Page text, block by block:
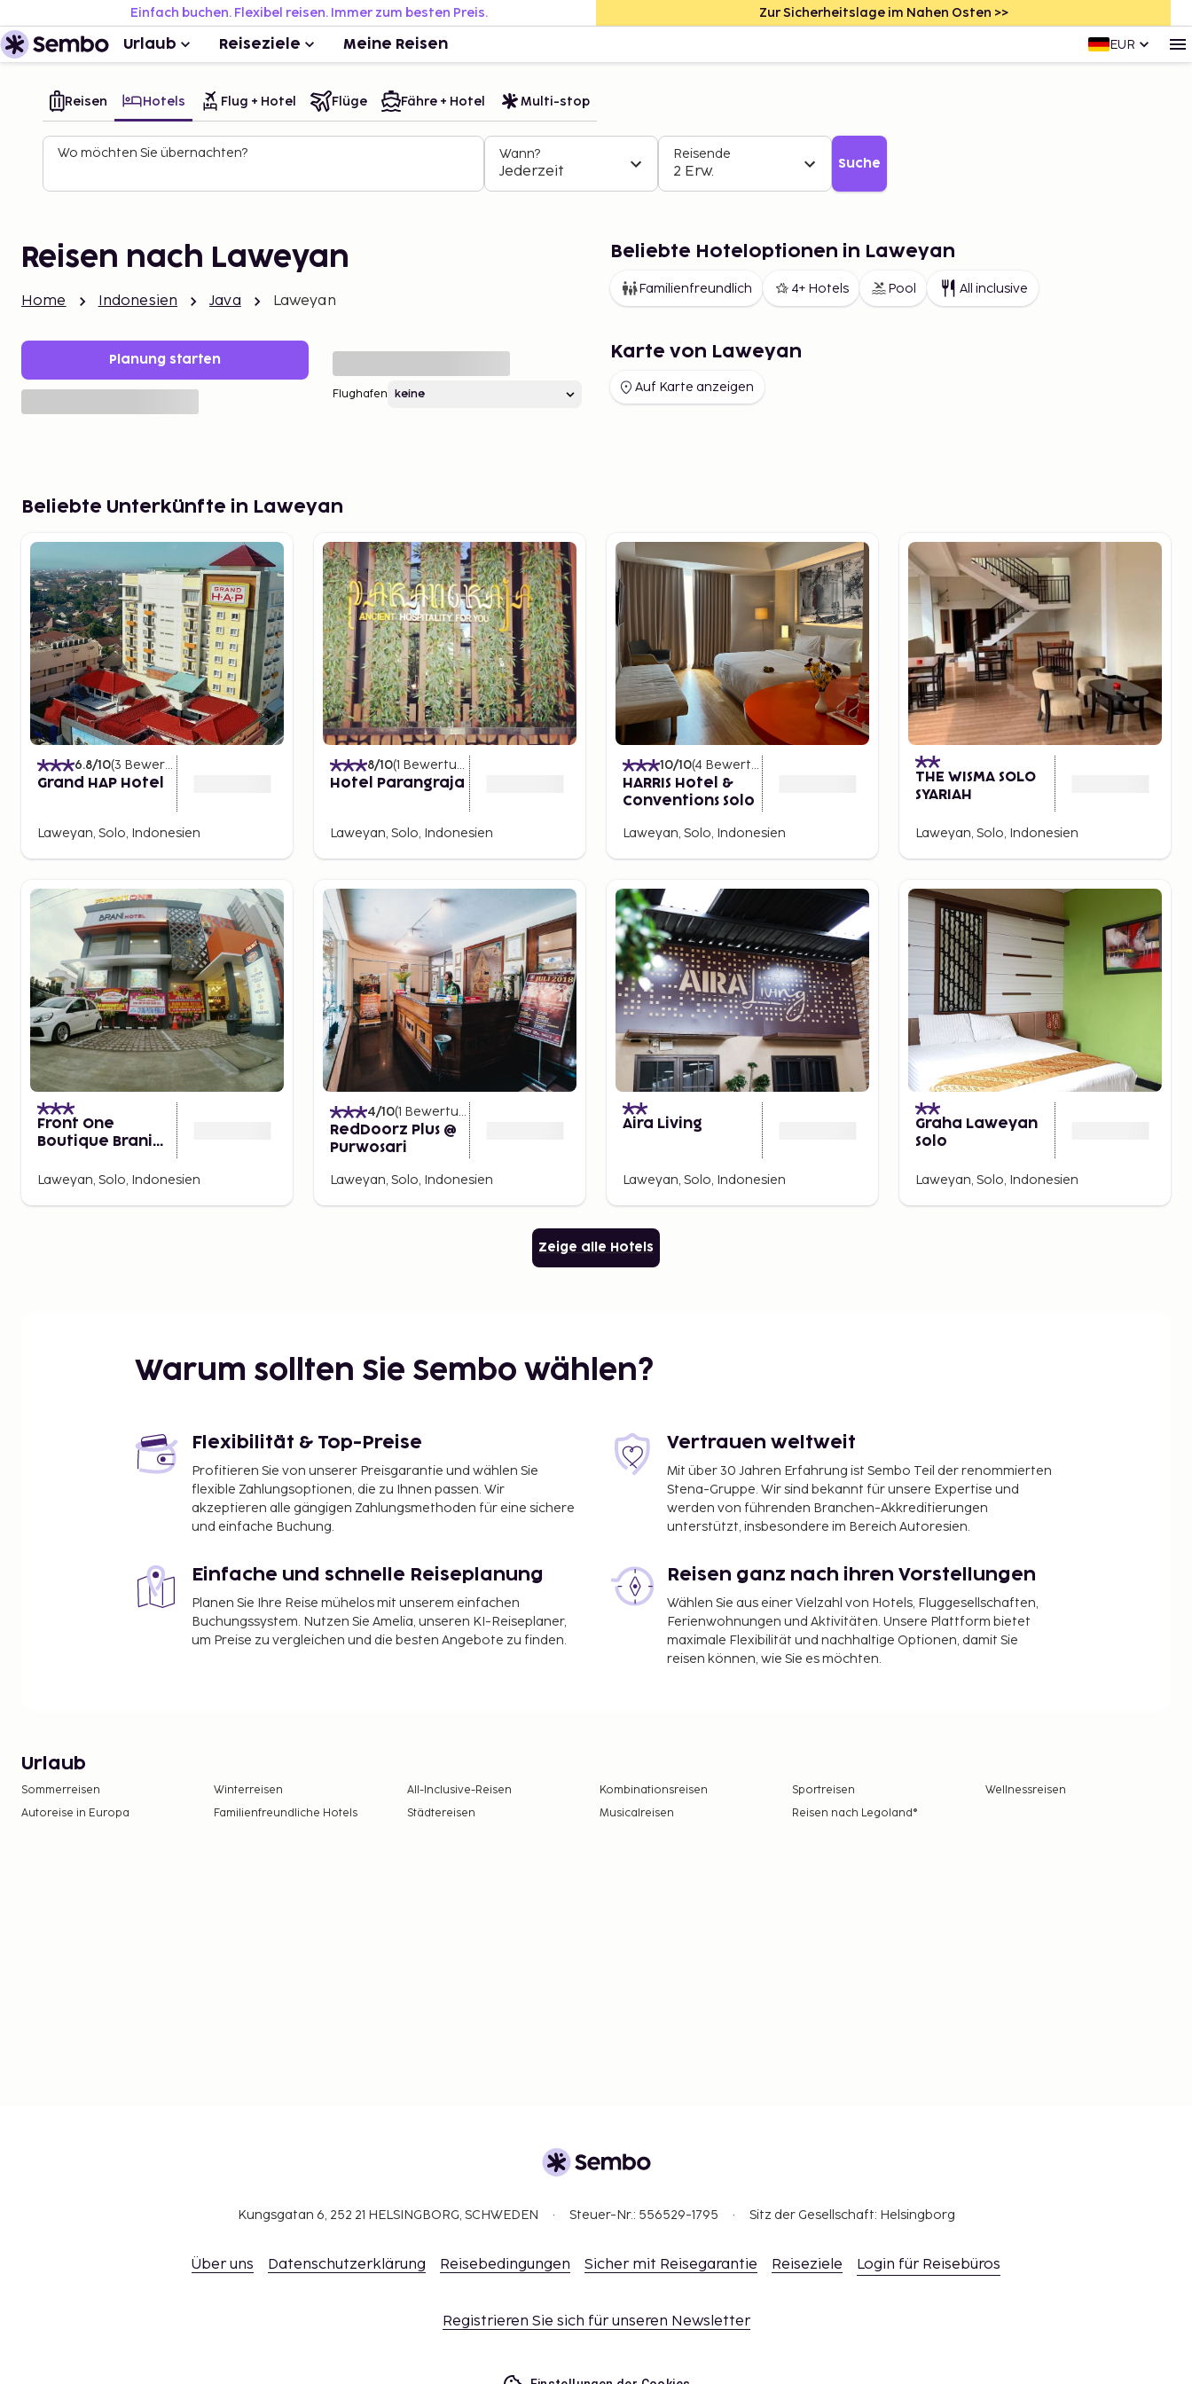
Einfach buchen. Flexibel reisen. Immer zum besten Preis. Zur Sicherheitslage im Nahen Osten >>
Urlaub Reiseziele Meine Reisen EUR
Reisen Hotels Flug + Hotel Flüge Fähre + Hotel Multi-stop
Wo möchten Sie übernachten? Wann?
Jederzeit
Reisende
2 Erw. Suche
Reisen nach Laweyan
Home Indonesien Java Laweyan
Planung starten
Flughafen
Beliebte Hoteloptionen in Laweyan
Familienfreundlich 4+ Hotels Pool All inclusive
Karte von Laweyan
Auf Karte anzeigen
Beliebte Unterkünfte in Laweyan
6.8/10(3 Bewertungen
Grand HAP Hotel
Laweyan, Solo, Indonesien
8/10(1 Bewertungen
Hotel Parangraja
Laweyan, Solo, Indonesien
10/10(4 Bewertungen
HARRIS Hotel &
Conventions Solo
Laweyan, Solo, Indonesien
THE WISMA SOLO
SYARIAH
Laweyan, Solo, Indonesien
Front One
Boutique Brani
Laweyan, Solo, Indonesien
4/10(1 Bewertungen
RedDoorz Plus @
Purwosari
Laweyan, Solo, Indonesien
Aira Living
Laweyan, Solo, Indonesien
Graha Laweyan
Solo
Laweyan, Solo, Indonesien
Zeige alle Hotels
Warum sollten Sie Sembo wählen?
Flexibilität & Top-Preise
Profitieren Sie von unserer Preisgarantie und wählen Sie
flexible Zahlungsoptionen, die zu Ihnen passen. Wir
akzeptieren alle gängigen Zahlungsmethoden für eine sichere
und einfache Buchung.
Vertrauen weltweit
Mit über 30 Jahren Erfahrung ist Sembo Teil der renommierten
Stena-Gruppe. Wir sind bekannt für unsere Expertise und
werden von führenden Branchen-Akkreditierungen
unterstützt, insbesondere im Bereich Autoresien.
Einfache und schnelle Reiseplanung
Planen Sie Ihre Reise mühelos mit unserem einfachen
Buchungssystem. Nutzen Sie Amelia, unseren KI-Reiseplaner,
um Preise zu vergleichen und die besten Angebote zu finden.
Reisen ganz nach ihren Vorstellungen
Wählen Sie aus einer Vielzahl von Hotels, Fluggesellschaften,
Ferienwohnungen und Aktivitäten. Unsere Plattform bietet
maximale Flexibilität und nachhaltige Optionen, damit Sie
reisen können, wie Sie es möchten.
Urlaub
Sommerreisen Winterreisen All-Inclusive-Reisen Kombinationsreisen Sportreisen
Wellnessreisen
Autoreise in Europa
Familienfreundliche Hotels Städtereisen Musicalreisen Reisen nach Legoland®
Kungsgatan 6, 252 21 HELSINGBORG, SCHWEDEN Steuer-Nr.: 556529-1795 Sitz der Gesellschaft: Helsingborg
Über uns Datenschutzerklärung Reisebedingungen Sicher mit Reisegarantie Reiseziele Login für Reisebüros
Registrieren Sie sich für unseren Newsletter